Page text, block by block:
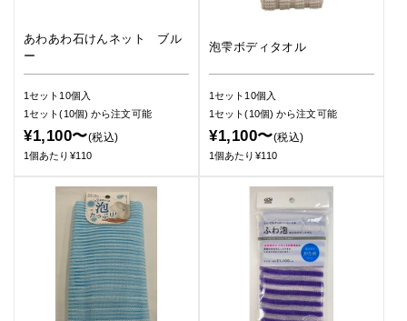
あわあわ石けんネット ブル
ー
1セット10個入
1セット(10個)から注文可能
¥1,100〜(税込)
1個あたり¥110
泡雫ボディタオル
1セット10個入
1セット(10個)から注文可能
¥1,100〜(税込)
1個あたり¥110